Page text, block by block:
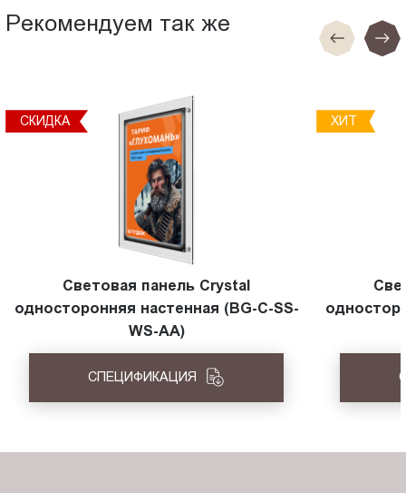
Рекомендуем так же
СКИДКА
Световая панель Crystal
односторонняя настенная (BG-C-SS-
WS-AA)
СПЕЦИФИКАЦИЯ
ХИТ